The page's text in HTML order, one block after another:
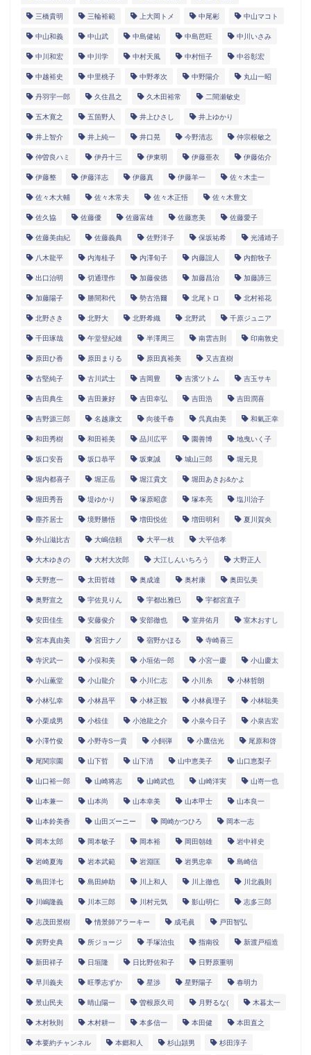
三橋貴明 三輪裕範 上大岡トメ 中尾彬 中山マコト
中山和義 中山武 中島健祐 中島芭旺 中川いさみ
中川和宏 中川学 中村天風 中村恒子 中谷彰宏
中越裕史 中里桃子 中野孝次 中野陽介 丸山一昭
丹羽宇一郎 久住昌之 久木田裕常 二間瀬敏史
五木寛之 五箇野人 井上ひさし 井上ゆかり
井上智介 井上純一 井口晃 今野清志 仲宗根敏之
仲曽良ハミ 伊丹十三 伊東明 伊藤亜衣 伊藤佑介
伊藤整 伊藤洋志 伊藤真 伊藤羊一 佐々木圭一
佐々木大輔 佐々木常夫 佐々木正悟 佐々木豊文
佐久協 佐藤優 佐藤富雄 佐藤恵美 佐藤愛子
佐藤美由紀 佐藤義典 佐野洋子 保坂祐希 光浦靖子
八木龍平 内海桂子 内澤旬子 内藤誼人 内館牧子
出口治明 切通理作 加藤俊徳 加藤昌治 加藤諦三
加藤陽子 勝間和代 勢古浩爾 北尾トロ 北村裕花
北野さき 北野大 北野希織 北野武 千原ジュニア
千田琢哉 午堂登紀雄 半澤周三 南雲吉則 印南敦史
原田ひ香 原田まりる 原田真裕美 又吉直樹
古堅純子 古川武士 吉岡豊 吉濱ツトム 吉玉サキ
吉田典生 吉田兼好 吉田幸弘 吉田浩 吉田潤喜
吉野源三郎 名越康文 向後千春 呉真由美 和氣正幸
和田秀樹 和田裕美 品川広平 園善博 地曳いく子
坂口安吾 坂口恭平 坂東誠 城山三郎 堀元見
堀内都喜子 堀正岳 堀江貴文 堀田あきお&かよ
堀田秀吾 堤ゆかり 塚原昭彦 塚本亮 塩川治子
塵芥居士 境野勝悟 増田悦佐 増田明利 夏川賀央
外山滋比古 大嶋信頼 大平一枝 大平信孝
大木ゆきの 大村大次郎 大江しんいちろう 大野正人
天野恵一 太田哲雄 奥成達 奥村康 奥田弘美
奥野宣之 宇佐見りん 宇都出雅巳 宇都宮直子
安田佳生 安藤俊介 安部徹也 室井佑月 室木おすし
宮本真由美 宮田ナノ 宿野かほる 寺崎喜三
寺沢武一 小俣和美 小垣佑一郎 小宮一慶 小山慶太
小山薫堂 小山龍介 小川仁志 小川糸 小林哲朗
小林弘幸 小林昌平 小林正観 小林眞理子 小林聡美
小栗成男 小椋佳 小池龍之介 小泉今日子 小泉吉宏
小澤竹俊 小野寺S一貴 小飼弾 小鷹信光 尾原和啓
尾関宗園 山下哲 山下清 山中恵美子 山口恵梨子
山口裕一郎 山崎将志 山崎武也 山崎洋実 山嵜一也
山本兼一 山本尚 山本幸美 山本甲士 山本良一
山本鈴美香 山田ズーニー 岡崎かつひろ 岡本一志
岡本太郎 岡本敏子 岡本裕 岡田朝雄 岩中祥史
岩崎夏海 岩本武範 岩淵匡 岩男忠幸 島崎信
島田洋七 島田紳助 川上和人 川上徹也 川北義則
川嶋隆義 川本三郎 川村元気 影山明仁 志多三郎
志茂田景樹 情景師アラーキー 成毛眞 戸田智弘
房野史典 所ジョージ 手塚治虫 指南役 新渡戸稲造
新田祥子 日垣隆 日比野佐和子 日野原重明
早川義夫 旺季志ずか 星渉 星野陽子 春明力
景山民夫 晴山陽一 曽根原久司 月野るな( 木暮太一
木村秋則 木村耕一 本多信一 本田健 本田直之
本要約チャンネル 本郷和人 杉山頴男 杉田淳子